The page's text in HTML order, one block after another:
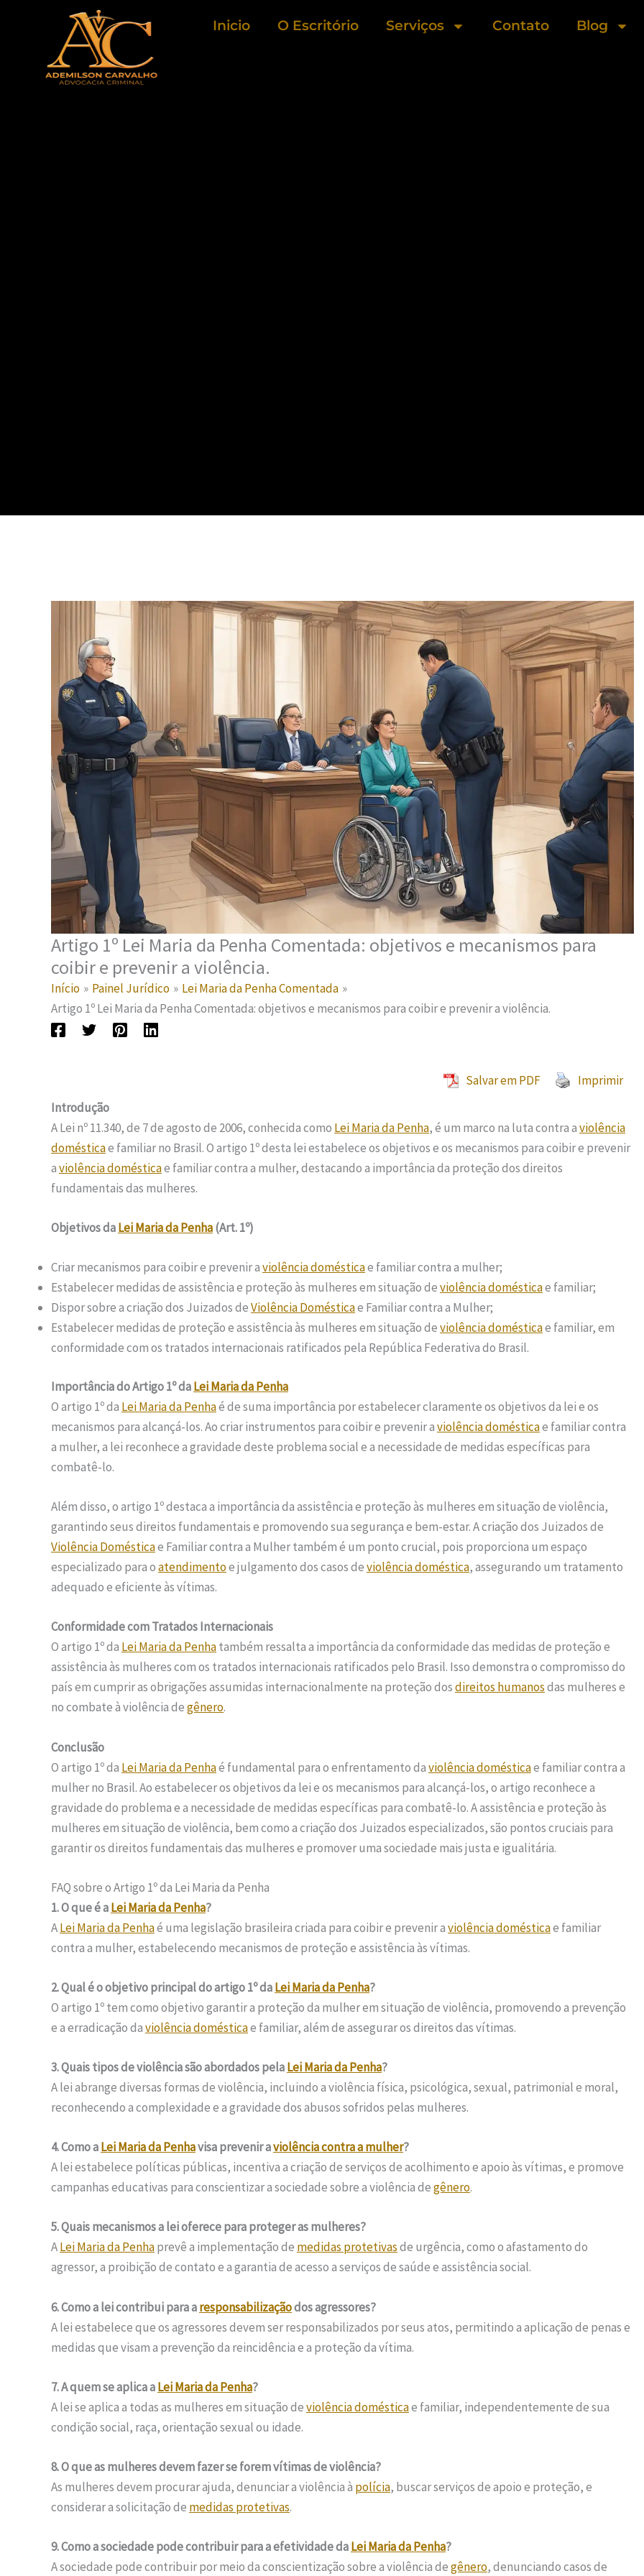
conteúdo
Inicio O Escritório Serviços Contato Blog
Artigo 1º Lei Maria da Penha Comentada: objetivos e mecanismos para
coibir e prevenir a violência.
Início Painel Jurídico
Lei Maria da Penha Comentada
Artigo 1º Lei Maria da Penha Comentada: objetivos e mecanismos para coibir e prevenir a violência.
Salvar em PDF
Imprimir
Introdução
A Lei nº 11.340, de 7 de agosto de 2006, conhecida como Lei Maria da Penha, é um marco na luta contra aviolência
domésticae familiar no Brasil. O artigo 1º desta lei estabelece os objetivos e os mecanismos para coibir e prevenir
aviolência domésticae familiar contra a mulher, destacando a importância da proteção dos direitos
fundamentais das mulheres.
Objetivos daLei Maria da Penha(Art. 1º)
Criar mecanismos para coibir e prevenir aviolência domésticae familiar contra a mulher;
Estabelecer medidas de assistência e proteção às mulheres em situação deviolência domésticae familiar;
Dispor sobre a criação dos Juizados deViolência Domésticae Familiar contra a Mulher;
Estabelecer medidas de proteção e assistência às mulheres em situação deviolência domésticae familiar, em
conformidade com os tratados internacionais ratificados pela República Federativa do Brasil.
Importância do Artigo 1º daLei Maria da Penha
O artigo 1º da Lei Maria da Penhaé de suma importância por estabelecer claramente os objetivos da lei e os
mecanismos para alcançá-los. Ao criar instrumentos para coibir e prevenir aviolência domésticae familiar contra
a mulher, a lei reconhece a gravidade deste problema social e a necessidade de medidas específicas para
combatê-lo.
Além disso, o artigo 1º destaca a importância da assistência e proteção às mulheres em situação de violência,
garantindo seus direitos fundamentais e promovendo sua segurança e bem-estar. A criação dos Juizados de
Violência Domésticae Familiar contra a Mulher também é um ponto crucial, pois proporciona um espaço
especializado para oatendimentoe julgamento dos casos deviolência doméstica, assegurando um tratamento
adequado e eficiente às vítimas.
Conformidade com Tratados Internacionais
O artigo 1º da Lei Maria da Penhatambém ressalta a importância da conformidade das medidas de proteção e
assistência às mulheres com os tratados internacionais ratificados pelo Brasil. Isso demonstra o compromisso do
país em cumprir as obrigações assumidas internacionalmente na proteção dosdireitos humanosdas mulheres e
no combate à violência degênero.
Conclusão
O artigo 1º da Lei Maria da Penhaé fundamental para o enfrentamento daviolência domésticae familiar contra a
mulher no Brasil. Ao estabelecer os objetivos da lei e os mecanismos para alcançá-los, o artigo reconhece a
gravidade do problema e a necessidade de medidas específicas para combatê-lo. A assistência e proteção às
mulheres em situação de violência, bem como a criação dos Juizados especializados, são pontos cruciais para
garantir os direitos fundamentais das mulheres e promover uma sociedade mais justa e igualitária.
FAQ sobre o Artigo 1º da Lei Maria da Penha
1. O que é aLei Maria da Penha?
ALei Maria da Penhaé uma legislação brasileira criada para coibir e prevenir aviolência domésticae familiar
contra a mulher, estabelecendo mecanismos de proteção e assistência às vítimas.
2. Qual é o objetivo principal do artigo 1º daLei Maria da Penha?
O artigo 1º tem como objetivo garantir a proteção da mulher em situação de violência, promovendo a prevenção
e a erradicação daviolência domésticae familiar, além de assegurar os direitos das vítimas.
3. Quais tipos de violência são abordados pelaLei Maria da Penha?
A lei abrange diversas formas de violência, incluindo a violência física, psicológica, sexual, patrimonial e moral,
reconhecendo a complexidade e a gravidade dos abusos sofridos pelas mulheres.
4. Como aLei Maria da Penhavisa prevenir aviolência contra a mulher?
A lei estabelece políticas públicas, incentiva a criação de serviços de acolhimento e apoio às vítimas, e promove
campanhas educativas para conscientizar a sociedade sobre a violência degênero.
5. Quais mecanismos a lei oferece para proteger as mulheres?
ALei Maria da Penhaprevê a implementação de medidas protetivasde urgência, como o afastamento do
agressor, a proibição de contato e a garantia de acesso a serviços de saúde e assistência social.
6. Como a lei contribui para aresponsabilizaçãodos agressores?
A lei estabelece que os agressores devem ser responsabilizados por seus atos, permitindo a aplicação de penas e
medidas que visam a prevenção da reincidência e a proteção da vítima.
7. A quem se aplica aLei Maria da Penha?
A lei se aplica a todas as mulheres em situação deviolência domésticae familiar, independentemente de sua
condição social, raça, orientação sexual ou idade.
8. O que as mulheres devem fazer se forem vítimas de violência?
As mulheres devem procurar ajuda, denunciar a violência à polícia, buscar serviços de apoio e proteção, e
considerar a solicitação de medidas protetivas.
9. Como a sociedade pode contribuir para a efetividade daLei Maria da Penha?
A sociedade pode contribuir por meio da conscientização sobre a violência degênero, denunciando casos de